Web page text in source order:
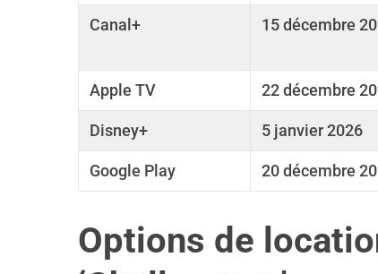
Canal+ 15 décembre
Apple TV 22 décembre
Disney+ 5 janvier 2026
Google Play 20 décembre
Options de